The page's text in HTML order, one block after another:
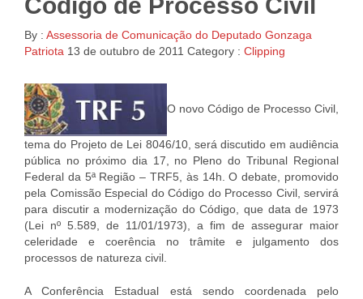
By : Assessoria de Comunicação do Deputado Gonzaga
Patriota 13 de outubro de 2011 Category : Clipping
O novo Código de Processo Civil,
tema do Projeto de Lei 8046/10, será discutido em audiência
pública no próximo dia 17, no Pleno do Tribunal Regional
Federal da 5ª Região – TRF5, às 14h. O debate, promovido
pela Comissão Especial do Código do Processo Civil, servirá
para discutir a modernização do Código, que data de 1973
(Lei nº 5.589, de 11/01/1973), a fim de assegurar maior
celeridade e coerência no trâmite e julgamento dos
processos de natureza civil.
A Conferência Estadual está sendo coordenada pelo